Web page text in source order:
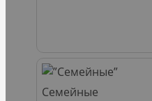
Семейные